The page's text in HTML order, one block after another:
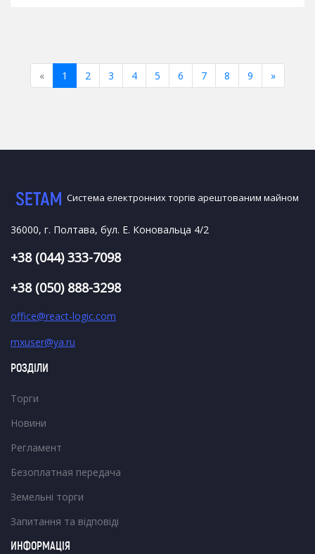
« Previous
1 2 3 4 5 6 7 8 9 »
РОЗДІЛИ
Торги
Новини
Регламент
Безоплатная передача
Земельні торги
Запитання та відповіді
ИНФОРМАЦІЯ
Система електронних торгів арештованим майном
36000, г. Полтава, бул. Е. Коновальца 4/2
+38 (044) 333-7098
+38 (050) 888-3298
office@react-logic.com
mxuser@ya.ru